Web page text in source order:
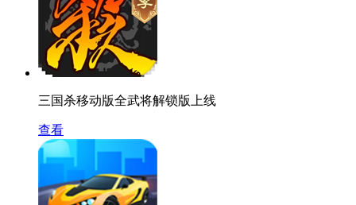
三国杀移动版全武将解锁版上线
查看